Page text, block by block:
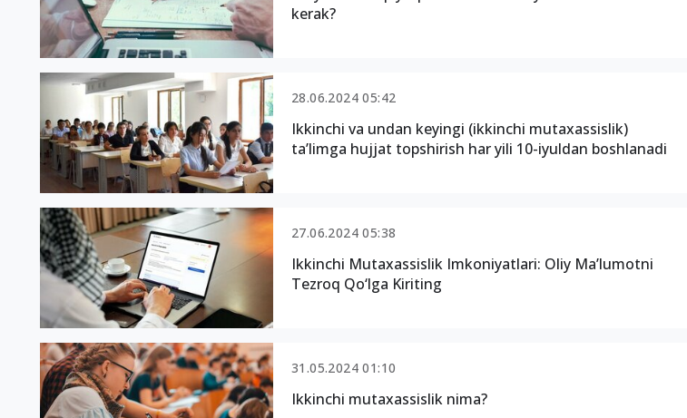
kerak?
28.06.2024 05:42
Ikkinchi va undan keyingi (ikkinchi mutaxassislik)
ta’limga hujjat topshirish har yili 10-iyuldan boshlanadi
27.06.2024 05:38
Ikkinchi Mutaxassislik Imkoniyatlari: Oliy Ma’lumotni
Tezroq Qo‘lga Kiriting
31.05.2024 01:10
Ikkinchi mutaxassislik nima?